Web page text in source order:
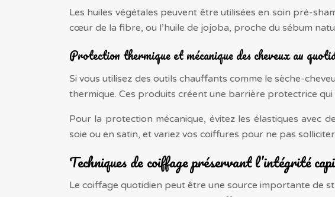
Les huiles végétales peuvent être utilisées en soin pré-
cœur de la fibre, ou l’huile de jojoba, proche du sébum
Protection thermique et mécanique des cheveux au
Si vous utilisez des outils chauffants comme le sèche-
thermique. Ces produits créent une barrière protectrice qui
Pour la protection mécanique, évitez les élastiques avec
soie ou en satin, et variez vos coiffures pour ne pas
Techniques de coiffage préservant l’intégrité
Le coiffage quotidien peut être une source importante de